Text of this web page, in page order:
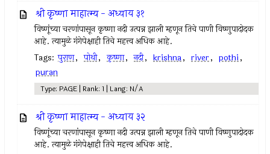
श्री कृष्णा माहात्म्य - अध्याय ३१
विष्णूंच्या चरणांपासून कृष्णा नदी उत्पन्न झाली म्हणून तिचे पाणी विष्णुपादोदक
आहे. त्यामुळे गंगेपेक्षाही तिचे महत्त्व अधिक आहे.
Tags: पुराण, पोथी, कृष्णा, नदी, krishna, river, pothi,
puran
Type: PAGE | Rank: 1 | Lang: N/A
श्री कृष्णा माहात्म्य - अध्याय ३२
विष्णूंच्या चरणांपासून कृष्णा नदी उत्पन्न झाली म्हणून तिचे पाणी विष्णुपादोदक
आहे. त्यामुळे गंगेपेक्षाही तिचे महत्त्व अधिक आहे.